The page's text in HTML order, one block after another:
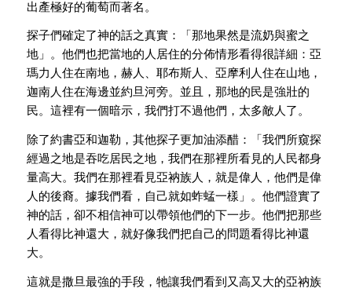
出產極好的葡萄而著名。
探子們確定了神的話之真實：「那地果然是流奶與蜜之
地」。他們也把當地的人居住的分佈情形看得很詳細：亞
瑪力人住在南地，赫人、耶布斯人、亞摩利人住在山地，
迦南人住在海邊並約旦河旁。並且，那地的民是強壯的
民。這裡有一個暗示，我們打不過他們，太多敵人了。
除了約書亞和迦勒，其他探子更加油添醋：「我們所窺探
經過之地是吞吃居民之地，我們在那裡所看見的人民都身
量高大。我們在那裡看見亞衲族人，就是偉人，他們是偉
人的後裔。據我們看，自己就如蚱蜢一樣」。他們證實了
神的話，卻不相信神可以帶領他們的下一步。他們把那些
人看得比神還大，就好像我們把自己的問題看得比神還
大。
這就是撒旦最強的手段，牠讓我們看到又高又大的亞衲族